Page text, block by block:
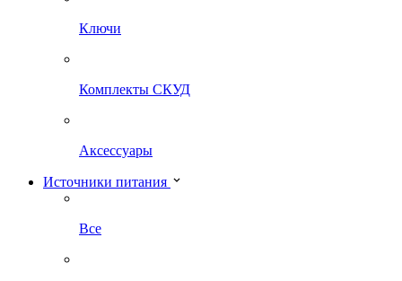
Ключи
Комплекты СКУД
Аксессуары
Источники питания
Все